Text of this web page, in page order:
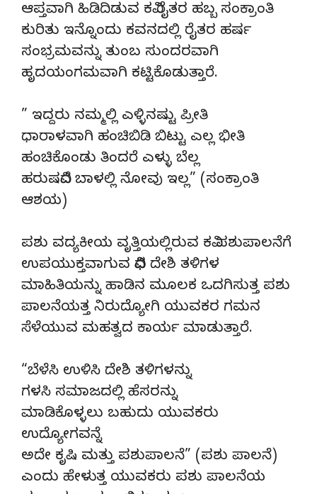
ಆಪ್ತವಾಗಿ ಹಿಡಿದಿಡುವ ಕವಿ ರೈತರ ಹಬ್ಬ ಸಂಕ್ರಾಂತಿ
ಕುರಿತು ಇನ್ನೊಂದು ಕವನದಲ್ಲಿ ರೈತರ ಹರ್ಷ
ಸಂಭ್ರಮವನ್ನು ತುಂಬ ಸುಂದರವಾಗಿ
ಹೃದಯಂಗಮವಾಗಿ ಕಟ್ಟಿಕೊಡುತ್ತಾರೆ.
” ಇದ್ದರು ನಮ್ಮಲ್ಲಿ ಎಳ್ಳಿನಷ್ಟು ಪ್ರೀತಿ
ಧಾರಾಳವಾಗಿ ಹಂಚಿಬಿಡಿ ಬಿಟ್ಟು ಎಲ್ಲ ಭೀತಿ
ಹಂಚಿಕೊಂಡು ತಿಂದರೆ ಎಳ್ಳು ಬೆಲ್ಲ
ಹರುಷವಿದೆ ಬಾಳಲ್ಲಿ ನೋವು ಇಲ್ಲ” (ಸಂಕ್ರಾಂತಿ
ಆಶಯ)
ಪಶು ವದ್ಯಕೀಯ ವೃತ್ತಿಯಲ್ಲಿರುವ ಕವಿ ಪಶುಪಾಲನೆಗೆ
ಉಪಯುಕ್ತವಾಗುವ ವಿವಿಧ ದೇಶಿ ತಳಿಗಳ
ಮಾಹಿತಿಯನ್ನು ಹಾಡಿನ ಮೂಲಕ ಒದಗಿಸುತ್ತ ಪಶು
ಪಾಲನೆಯತ್ತ ನಿರುದ್ಯೋಗಿ ಯುವಕರ ಗಮನ
ಸೆಳೆಯುವ ಮಹತ್ವದ ಕಾರ್ಯ ಮಾಡುತ್ತಾರೆ.
“ಬೆಳೆಸಿ ಉಳಿಸಿ ದೇಶಿ ತಳಿಗಳನ್ನು
ಗಳಸಿ ಸಮಾಜದಲ್ಲಿ ಹೆಸರನ್ನು
ಮಾಡಿಕೊಳ್ಳಲು ಬಹುದು ಯುವಕರು
ಉದ್ಯೋಗವನ್ನೆ
ಅದೇ ಕೃಷಿ ಮತ್ತು ಪಶುಪಾಲನೆ” (ಪಶು ಪಾಲನೆ)
ಎಂದು ಹೇಳುತ್ತ ಯುವಕರು ಪಶು ಪಾಲನೆಯ